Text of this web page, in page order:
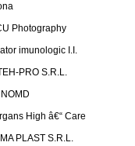
Photography
imunologic I.I.
PRO S.R.L.
High â€“ Care
PLAST S.R.L.